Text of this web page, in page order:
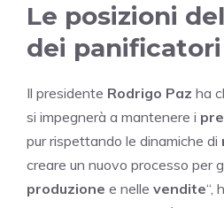
Le posizioni
dei panificatori
Il presidente Rodrigo Paz ha
si impegnerà a mantenere i
pur rispettando le dinamiche di
creare un nuovo processo per
produzione e nelle vendite“,